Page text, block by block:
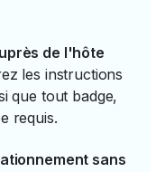
de l'hôte
les instructions
que tout badge,
requis.
sans